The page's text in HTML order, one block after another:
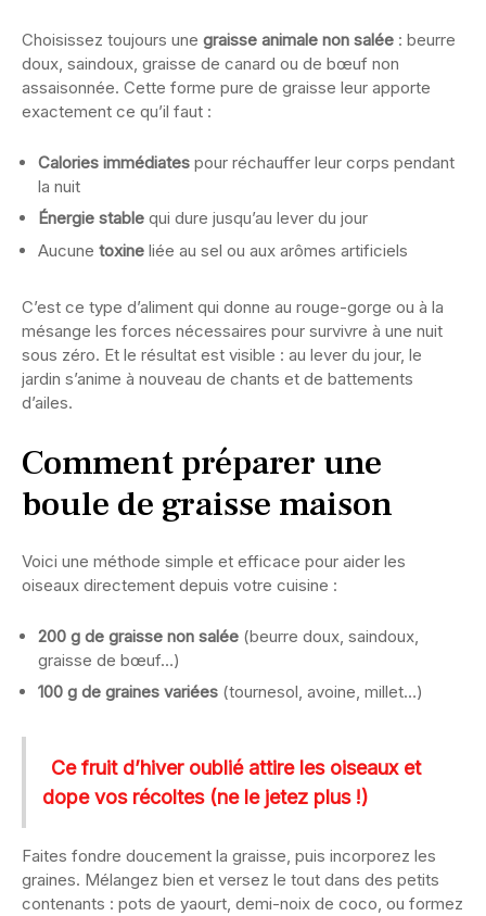
Choisissez toujours une graisse animale non salée : beurre
doux, saindoux, graisse de canard ou de bœuf non
assaisonnée. Cette forme pure de graisse leur apporte
exactement ce qu’il faut :
Calories immédiates pour réchauffer leur corps pendant
la nuit
Énergie stable qui dure jusqu’au lever du jour
Aucune toxine liée au sel ou aux arômes artificiels
C’est ce type d’aliment qui donne au rouge-gorge ou à la
mésange les forces nécessaires pour survivre à une nuit
sous zéro. Et le résultat est visible : au lever du jour, le
jardin s’anime à nouveau de chants et de battements
d’ailes.
Comment préparer une
boule de graisse maison
Voici une méthode simple et efficace pour aider les
oiseaux directement depuis votre cuisine :
200 g de graisse non salée (beurre doux, saindoux,
graisse de bœuf…)
100 g de graines variées (tournesol, avoine, millet…)
Ce fruit d’hiver oublié attire les oiseaux et
dope vos récoltes (ne le jetez plus !)
Faites fondre doucement la graisse, puis incorporez les
graines. Mélangez bien et versez le tout dans des petits
contenants : pots de yaourt, demi-noix de coco, ou formez